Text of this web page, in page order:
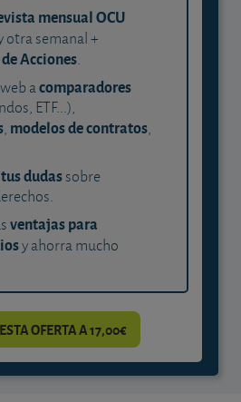
mensual OCU
otra semanal +
Acciones.
acomparadores
ETF...),
, modelos de contratos,
dudassobre
ventajas para
y ahorra mucho
OFERTA A 17,00€